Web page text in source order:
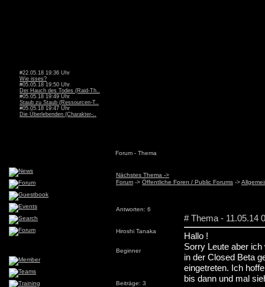
#22.05.18 19:36 Uhr
Wie isses?
#05.05.18 19:50 Uhr
Der Hauch des Todes (Raid-Th..
#05.05.18 19:49 Uhr
Staub zu Staub (Ressourcen-T..
#05.05.18 19:47 Uhr
Die Überlebenden (Charakter-..
Forum - Thema
Nächstes Thema ->
Forum -> Öffentliche Foren / Public Forums ->
Antworten: 6
Hiroshi Tanaka
Beginner
Beiträge: 3
# Thema - 11.05.14
Hallo !
Sorry Leute aber
in der Closed Beta
eingetreten. Ich
bis dann und mal